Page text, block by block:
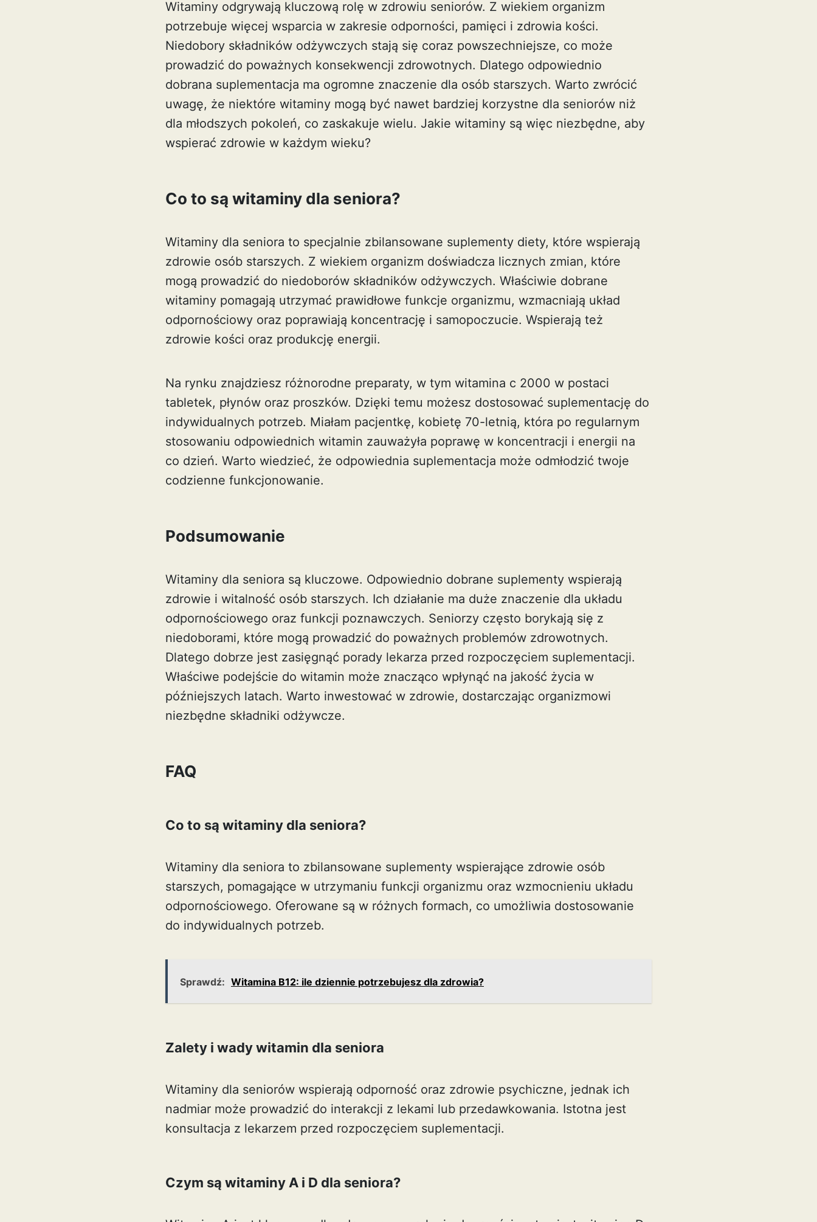
Witaminy odgrywają kluczową rolę w zdrowiu seniorów. Z wiekiem organizm
potrzebuje więcej wsparcia w zakresie odporności, pamięci i zdrowia kości.
Niedobory składników odżywczych stają się coraz powszechniejsze, co może
prowadzić do poważnych konsekwencji zdrowotnych. Dlatego odpowiednio
dobrana suplementacja ma ogromne znaczenie dla osób starszych. Warto zwrócić
uwagę, że niektóre witaminy mogą być nawet bardziej korzystne dla seniorów niż
dla młodszych pokoleń, co zaskakuje wielu. Jakie witaminy są więc niezbędne, aby
wspierać zdrowie w każdym wieku?
Co to są witaminy dla seniora?
Witaminy dla seniora to specjalnie zbilansowane suplementy diety, które wspierają
zdrowie osób starszych. Z wiekiem organizm doświadcza licznych zmian, które
mogą prowadzić do niedoborów składników odżywczych. Właściwie dobrane
witaminy pomagają utrzymać prawidłowe funkcje organizmu, wzmacniają układ
odpornościowy oraz poprawiają koncentrację i samopoczucie. Wspierają też
zdrowie kości oraz produkcję energii.
Na rynku znajdziesz różnorodne preparaty, w tym witamina c 2000 w postaci
tabletek, płynów oraz proszków. Dzięki temu możesz dostosować suplementację do
indywidualnych potrzeb. Miałam pacjentkę, kobietę 70-letnią, która po regularnym
stosowaniu odpowiednich witamin zauważyła poprawę w koncentracji i energii na
co dzień. Warto wiedzieć, że odpowiednia suplementacja może odmłodzić twoje
codzienne funkcjonowanie.
Podsumowanie
Witaminy dla seniora są kluczowe. Odpowiednio dobrane suplementy wspierają
zdrowie i witalność osób starszych. Ich działanie ma duże znaczenie dla układu
odpornościowego oraz funkcji poznawczych. Seniorzy często borykają się z
niedoborami, które mogą prowadzić do poważnych problemów zdrowotnych.
Dlatego dobrze jest zasięgnąć porady lekarza przed rozpoczęciem suplementacji.
Właściwe podejście do witamin może znacząco wpłynąć na jakość życia w
późniejszych latach. Warto inwestować w zdrowie, dostarczając organizmowi
niezbędne składniki odżywcze.
FAQ
Co to są witaminy dla seniora?
Witaminy dla seniora to zbilansowane suplementy wspierające zdrowie osób
starszych, pomagające w utrzymaniu funkcji organizmu oraz wzmocnieniu układu
odpornościowego. Oferowane są w różnych formach, co umożliwia dostosowanie
do indywidualnych potrzeb.
Sprawdź: Witamina B12: ile dziennie potrzebujesz dla zdrowia?
Zalety i wady witamin dla seniora
Witaminy dla seniorów wspierają odporność oraz zdrowie psychiczne, jednak ich
nadmiar może prowadzić do interakcji z lekami lub przedawkowania. Istotna jest
konsultacja z lekarzem przed rozpoczęciem suplementacji.
Czym są witaminy A i D dla seniora?